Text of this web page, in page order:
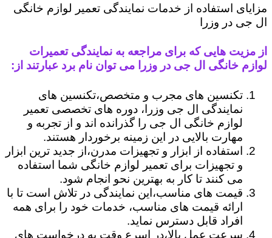
مزایای استفاده از خدمات نمایندگی تعمیر لوازم خانگی
ال جی در وزرا
از مزیت هایی که برای مراجعه به نمایندگی تعمیرات
لوازم خانگی ال جی در وزرا می توان نام برد عبارتند از:
تکنسین های مجرب و متخصص،تکنسین های
نمایندگی ال جی وزرا، دوره های تخصصی تعمیر
لوازم خانگی ال جی را گذرانده اند و از تجربه و
مهارت بالایی در این زمینه برخوردار هستند.
استفاده از ابزار و تجهیزات مدرن،از جدید ترین ابزار
و تجهیزات برای تعمیر لوازم خانگی شما استفاده
می کنند تا کار به بهترین نحو انجام شود.
قیمت های مناسب،این نمایندگی در تلاش است تا با
ارائه قیمت های مناسب، خدمات خود را برای همه
افراد قابل دسترس نماید.
سرعت عمل بالا،در اسرع وقت به درخواست های